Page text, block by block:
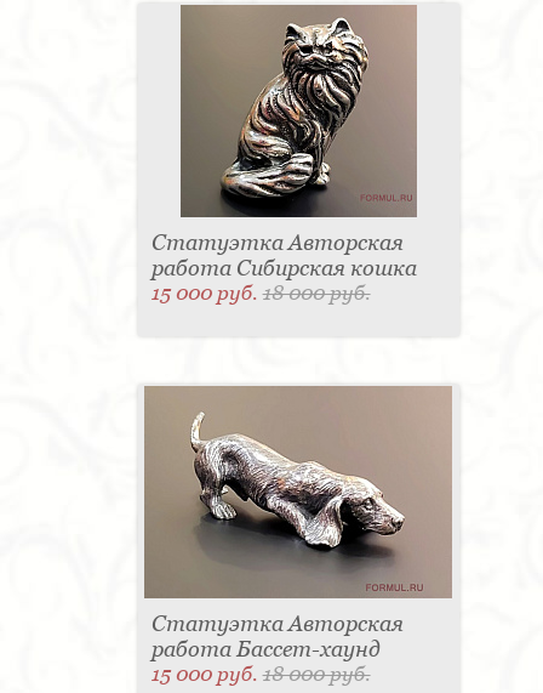
Статуэтка Авторская
работа Сибирская кошка
15 000 руб.18 000 руб.
Статуэтка Авторская
работа Бассет-хаунд
15 000 руб.18 000 руб.